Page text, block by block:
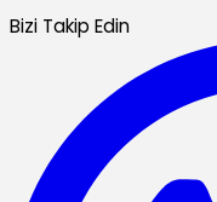
Bizi Takip Edin